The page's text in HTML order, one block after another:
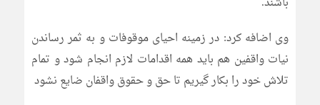
وی اضافه كرد: در زمینه احیای موقوفات و به ثمر رساندن
نیات واقفین هم باید همه اقدامات لازم انجام شود و تمام
تلاش خود را بكار گیریم تا حق و حقوق واقفان ضایع نشود